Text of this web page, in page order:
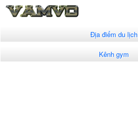
Địa điểm du lịch
Kênh gym